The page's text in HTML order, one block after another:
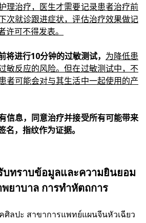
理治疗，医生才需要记录患者治疗前
次就诊跟进症状，评估治疗效果做记
许可不得发表。
将进行10分钟的过敏测试， 为降低患
敏反应的风险。但在过敏测试中，不
者可能会对与其生活中一起使用的产
信息，同意治疗并接受所有可能带来
名，指纹作为证据。
บทราบข้อมูลและความยินยอม
ยาบาล การทำหัตถการ
ศิลปะ สาขาการแพทย์แผนจีนหัวเฉียว